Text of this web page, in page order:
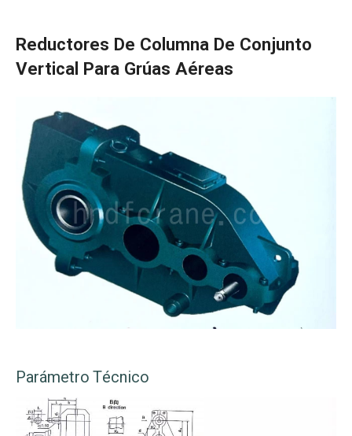
Reductores De Columna De Conjunto
Vertical Para Grúas Aéreas
Parámetro Técnico